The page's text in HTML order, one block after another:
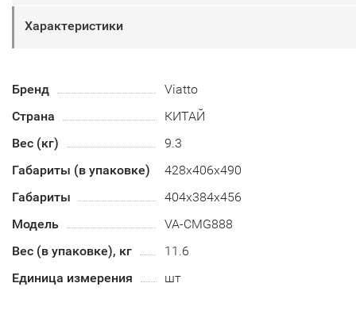
Характеристики
Бренд
Viatto
Страна
КИТАЙ
Вес (кг)
9.3
Габариты (в упаковке)
428х406х490
Габариты
404х384х456
Модель
VA-CMG888
Вес (в упаковке), кг
11.6
Единица измерения
шт